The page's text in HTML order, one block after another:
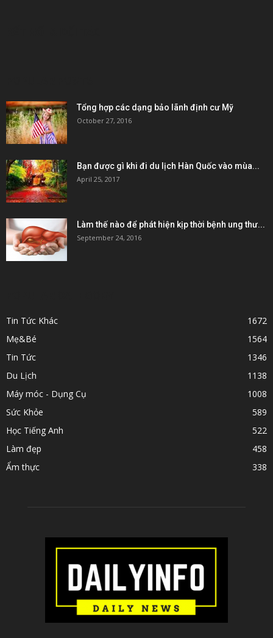
Tổng hợp các dạng bảo lãnh định cư Mỹ
October 27, 2016
Bạn được gì khi đi du lịch Hàn Quốc vào mùa...
April 25, 2017
Làm thế nào để phát hiện kịp thời bệnh ung thư...
September 24, 2016
Tin Tức Khác
1672
Mẹ&Bé
1564
Tin Tức
1346
Du Lịch
1138
Máy móc - Dụng Cụ
1008
Sức Khỏe
589
Học Tiếng Anh
522
Làm đẹp
458
Ẩm thực
338